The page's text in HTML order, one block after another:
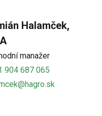
Halamček,
manažer
904 687 065